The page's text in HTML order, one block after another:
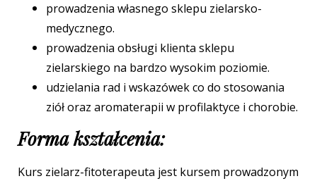
prowadzenia własnego sklepu zielarsko-
medycznego.
prowadzenia obsługi klienta sklepu
zielarskiego na bardzo wysokim poziomie.
udzielania rad i wskazówek co do stosowania
ziół oraz aromaterapii w profilaktyce i chorobie.
Forma kształcenia:
Kurs zielarz-fitoterapeuta jest kursem prowadzonym